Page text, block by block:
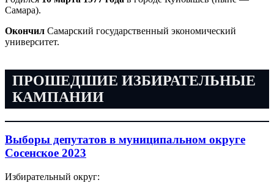
Самара).
Окончил Самарский государственный экономический
университет.
ПРОШЕДШИЕ ИЗБИРАТЕЛЬНЫЕ
КАМПАНИИ
Выборы депутатов в муниципальном округе
Сосенское 2023
Избирательный округ: